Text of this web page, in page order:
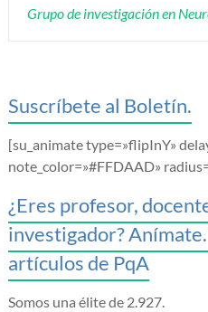
Grupo de investigación en
Suscríbete al Boletín.
[su_animate type=»flipInY»
note_color=»#FFDAAD»
¿Eres profesor,
investigador?
artículos de PqA
Somos una élite de 2.927.